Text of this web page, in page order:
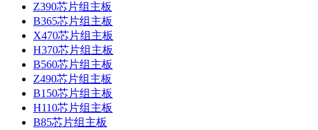
Z390芯片组主板
B365芯片组主板
X470芯片组主板
H370芯片组主板
B560芯片组主板
Z490芯片组主板
B150芯片组主板
H110芯片组主板
B85芯片组主板